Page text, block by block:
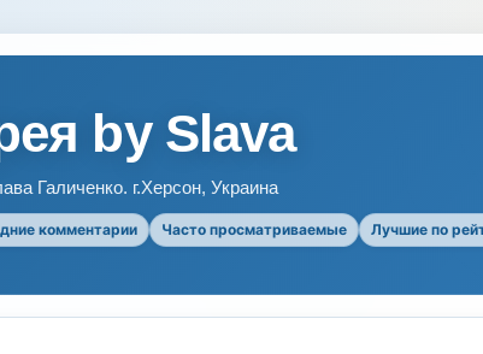
by Slava
Галиченко. г.Херсон, Украина
комментарии Часто просматриваемые Лучшие по